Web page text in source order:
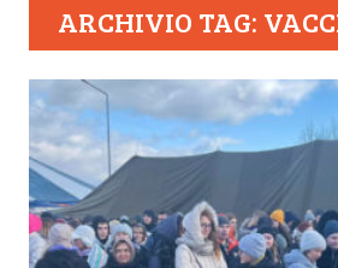
ARCHIVIO TAG: